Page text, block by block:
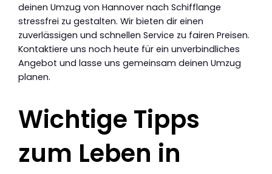
deinen Umzug von Hannover nach Schifflange
stressfrei zu gestalten. Wir bieten dir einen
zuverlässigen und schnellen Service zu fairen Preisen.
Kontaktiere uns noch heute für ein unverbindliches
Angebot und lasse uns gemeinsam deinen Umzug
planen.
Wichtige Tipps
zum Leben in